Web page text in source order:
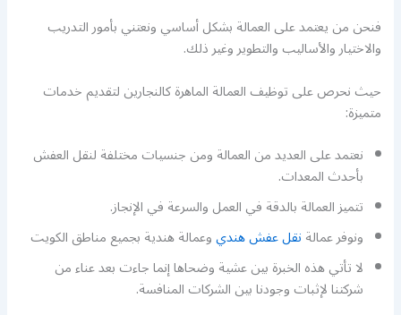
فنحن من يعتمد على العمالة بشكل أساسي ونعتني بأمور التدريب
والاختيار والأساليب والتطوير وغير ذلك.
حيث نحرص على توظيف العمالة الماهرة كالنجارين لتقديم خدمات
متميزة:
نعتمد على العديد من العمالة ومن جنسيات مختلفة لنقل العفش
بأحدث المعدات.
تتميز العمالة بالدقة في العمل والسرعة في الإنجاز.
ونوفر عمالةنقل عفش هنديوعمالة هندية بجميع مناطق الكويت
لا تأتي هذه الخبرة بين عشية وضحاها إنما جاءت بعد عناء من
شركتنا لإثبات وجودنا بين الشركات المنافسة.